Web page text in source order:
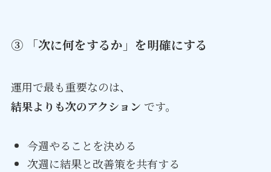
③ 「次に何をするか」を明確にする
運用で最も重要なのは、
結果よりも次のアクション です。
今週やることを決める
次週に結果と改善策を共有する